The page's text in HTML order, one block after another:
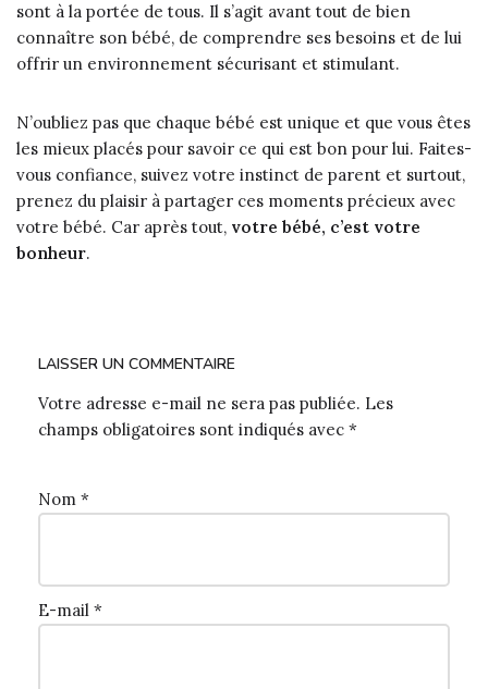
sont à la portée de tous. Il s’agit avant tout de bien
connaître son bébé, de comprendre ses besoins et de lui
offrir un environnement sécurisant et stimulant.
N’oubliez pas que chaque bébé est unique et que vous êtes
les mieux placés pour savoir ce qui est bon pour lui. Faites-
vous confiance, suivez votre instinct de parent et surtout,
prenez du plaisir à partager ces moments précieux avec
votre bébé. Car après tout, votre bébé, c’est votre
bonheur.
LAISSER UN COMMENTAIRE
Votre adresse e-mail ne sera pas publiée. Les
champs obligatoires sont indiqués avec *
Nom *
E-mail *